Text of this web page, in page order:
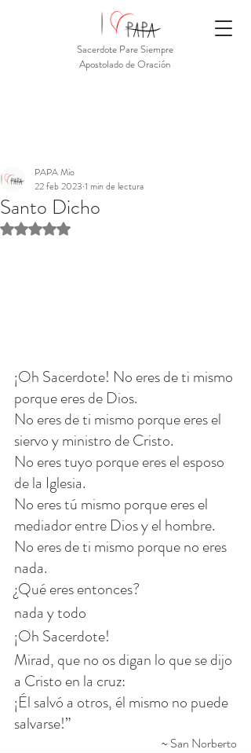
Sacerdote Pare Siempre
Apostolado de Oración
Santo Dicho
PAPA Mio
22 feb 2023 1 min de lectura
Obtuvo NaN de 5 estrellas.
¡Oh Sacerdote! No eres de ti mismo
porque eres de Dios.
No eres de ti mismo porque eres el
siervo y ministro de Cristo.
No eres tuyo porque eres el esposo
de la Iglesia.
No eres tú mismo porque eres el
mediador entre Dios y el hombre.
No eres de ti mismo porque no eres
nada.
¿Qué eres entonces?
nada y todo
¡Oh Sacerdote!
Mirad, que no os digan lo que se dijo
a Cristo en la cruz:
¡Él salvó a otros, él mismo no puede
salvarse!”
~ San Norberto